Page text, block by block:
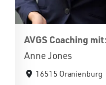
AVGS Coaching
Anne Jones
16515 Oranienburg